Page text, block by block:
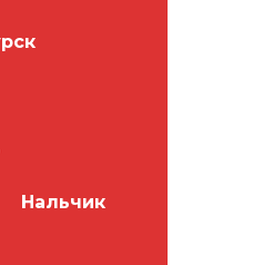
Нальчик